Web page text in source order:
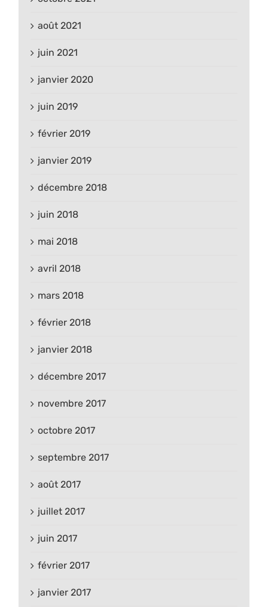
août 2021
juin 2021
janvier 2020
juin 2019
février 2019
janvier 2019
décembre 2018
juin 2018
mai 2018
avril 2018
mars 2018
février 2018
janvier 2018
décembre 2017
novembre 2017
octobre 2017
septembre 2017
août 2017
juillet 2017
juin 2017
février 2017
janvier 2017